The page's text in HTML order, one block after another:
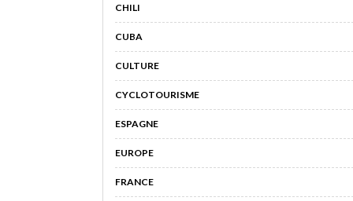
CHILI
CUBA
CULTURE
CYCLOTOURISME
ESPAGNE
EUROPE
FRANCE